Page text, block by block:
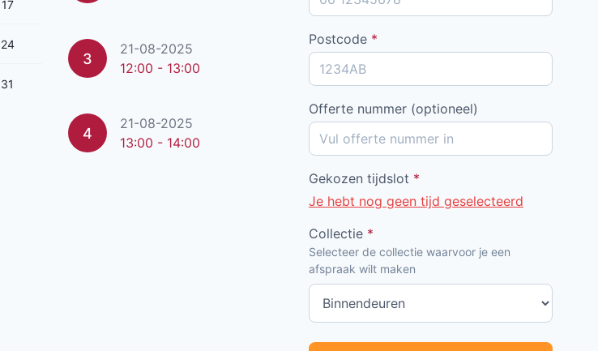
17
24
31
3
21-08-2025
12:00 - 13:00
4
21-08-2025
13:00 - 14:00
Postcode *
Offerte nummer (optioneel)
Gekozen tijdslot *
Je hebt nog geen tijd geselecteerd
Collectie *
Selecteer de collectie waarvoor je een
afspraak wilt maken